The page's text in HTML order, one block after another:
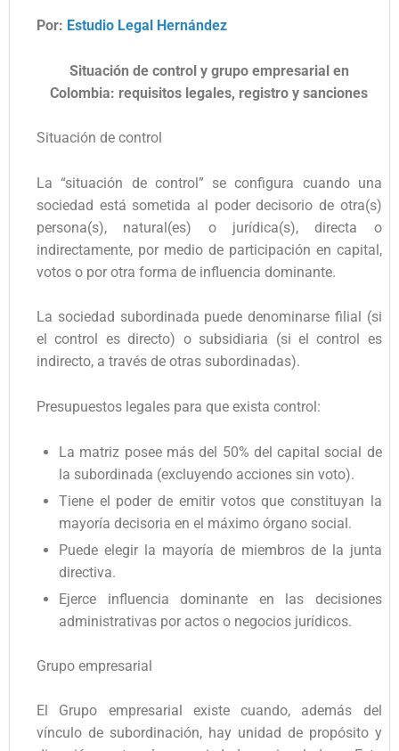
Por: Estudio Legal Hernández
Situación de control y grupo empresarial en
Colombia: requisitos legales, registro y sanciones
Situación de control
La “situación de control” se configura cuando una
sociedad está sometida al poder decisorio de otra(s)
persona(s), natural(es) o jurídica(s), directa o
indirectamente, por medio de participación en capital,
votos o por otra forma de influencia dominante.
La sociedad subordinada puede denominarse filial (si
el control es directo) o subsidiaria (si el control es
indirecto, a través de otras subordinadas).
Presupuestos legales para que exista control:
La matriz posee más del 50% del capital social de
la subordinada (excluyendo acciones sin voto).
Tiene el poder de emitir votos que constituyan la
mayoría decisoria en el máximo órgano social.
Puede elegir la mayoría de miembros de la junta
directiva.
Ejerce influencia dominante en las decisiones
administrativas por actos o negocios jurídicos.
Grupo empresarial
El Grupo empresarial existe cuando, además del
vínculo de subordinación, hay unidad de propósito y